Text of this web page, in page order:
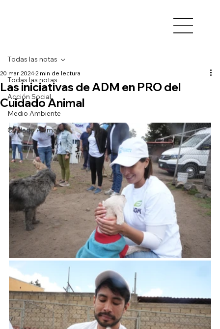
Todas las notas
Acción Social
Medio Ambiente
Cuidado Animal
Todas las notas
Las iniciativas de ADM en PRO del
Cuidado Animal
20 mar 20242 min de lectura